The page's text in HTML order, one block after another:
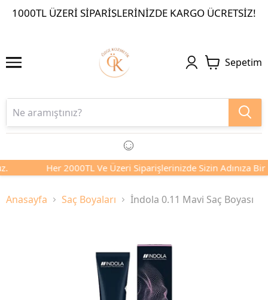
1000TL ÜZERI SIPARIŞLERINIZDE KARGO ÜCRETSIZ!
Sepetim
Her 2000TL Ve Üzeri Siparişlerinizde Sizin Adınıza Bir
Anasayfa Saç Boyaları İndola 0.11 Mavi Saç Boyası